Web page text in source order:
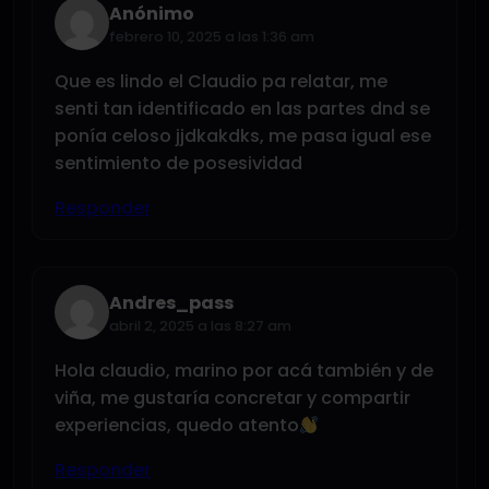
Anónimo
febrero 10, 2025 a las 1:36 am
Que es lindo el Claudio pa relatar, me
senti tan identificado en las partes dnd se
ponía celoso jjdkakdks, me pasa igual ese
sentimiento de posesividad
Responder
Andres_pass
abril 2, 2025 a las 8:27 am
Hola claudio, marino por acá también y de
viña, me gustaría concretar y compartir
experiencias, quedo atento
Responder